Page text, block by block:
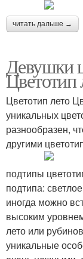
читать дальше →
Девушки
Цветотип
Цветотип лето
уникальных
разнообразен,
другими
подтипы
подтипа:
иногда можно
высоким
лето или
уникальные